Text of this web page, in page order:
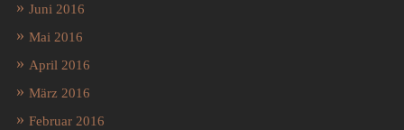
Juni 2016
Mai 2016
April 2016
März 2016
Februar 2016